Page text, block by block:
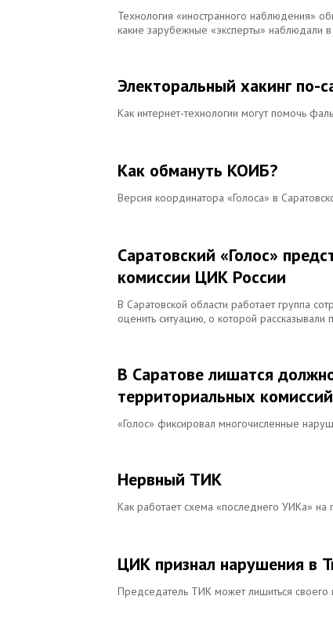
Технология «иностранного наблюдения»
какие зарубежные «эксперты» наблюдали
Электоральный хакинг по-
Как интернет-технологии могут помочь
Как обмануть КОИБ?
Версия координатора «Голоса» в
Саратовский «Голос»
комиссии ЦИК России
В Саратовской области работает группа
оценить ситуацию, о которой
В Саратове лишатся
территориальных комиссий
«Голос» фиксировал многочисленные
Нервный ТИК
Как работает схема «последнего УИКа» на
ЦИК признал нарушения в
Председатель ТИК может лишиться своего